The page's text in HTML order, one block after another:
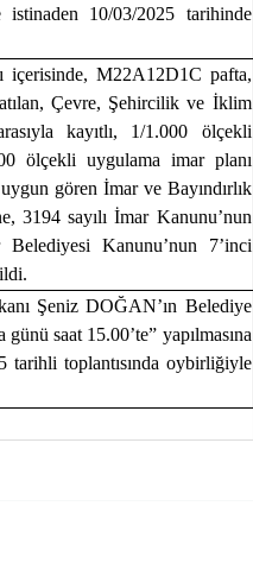
istinaden 10/03/2025 tarihinde
içerisinde, M22A12D1C pafta,
Çevre, Şehircilik ve İklim
kayıtlı, 1/1.000 ölçekli
ölçekli uygulama imar planı
gören İmar ve Bayındırlık
3194 sayılı İmar Kanunu’nun
Kanunu’nun 7’inci
Şeniz DOĞAN’ın Belediye
saat 15.00’te” yapılmasına
toplantısında oybirliğiyle